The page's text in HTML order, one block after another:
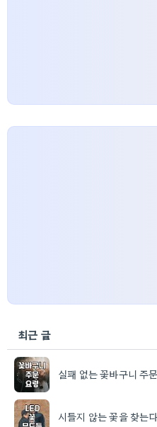
최근 글
실패 없는 꽃바구니 주
시들지 않는 꽃을 찾는